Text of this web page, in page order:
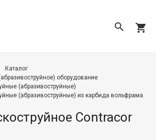
search shopping_cart
Каталог
оборудование
(абразивоструйные)
(абразивоструйные) из карбида вольфрама
Contracor